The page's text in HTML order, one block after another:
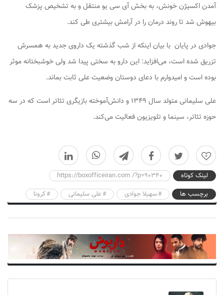
آمدن اکسیژن خونش، به بخش آی سی یو منتقل و به تشخیص پزشک
بیهوش شد تا روند درمان را در آرامش بیشتری طی کند.
جوادی در پایان با بیان اینکه از شب گذشته یک داروی جدید به همسرش
تزریق شده است، می‌افزاید: این دارو به سختی پیدا شد ولی خوشبختانه موثر
بوده است و امیدوارم با دعای دوستان وضعیت علی ثابت بماند.
علی سلیمانی متولد سال ۱۳۴۹ و دانش‌آموخته بازیگری تئاتر است که در سه
حوزه تئاتر، سینما و تلویزیون فعالیت می‌کند.
0
لینک کوتاه
https://boxofficeiran.com /?p=90340
برچسب ها
سهیلا جوادی علی سلیمانی کرونا